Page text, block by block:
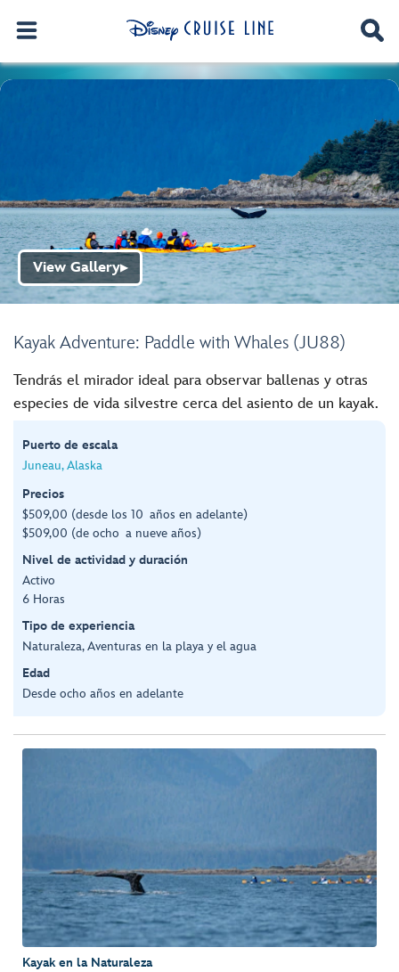
Kayak Adventure: Paddle with Whales (JU88)
View Gallery▶
Tendrás el mirador ideal para observar ballenas y otras
especies de vida silvestre cerca del asiento de un kayak.
Puerto de escala
Juneau, Alaska
Precios
$509,00 (desde los 10 años en adelante)
$509,00 (de ocho a nueve años)
Nivel de actividad y duración
Activo
6 Horas
Tipo de experiencia
Naturaleza, Aventuras en la playa y el agua
Edad
Desde ocho años en adelante
Kayak en la Naturaleza